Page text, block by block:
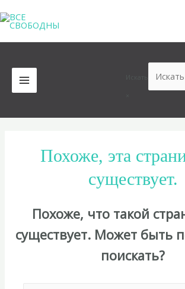
к
содержимому
MAIN
MENU
Похоже, эта
существует.
Похоже, что такой
существует. Может быть
поискать?